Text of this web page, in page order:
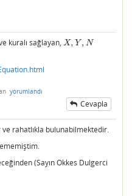
kuralı sağlayan, X, Y, N
X,Y N
yorumlandı
Cevapla
rahatlıkla bulunabilmektedir.
(Sayın Okkes Dulgerci